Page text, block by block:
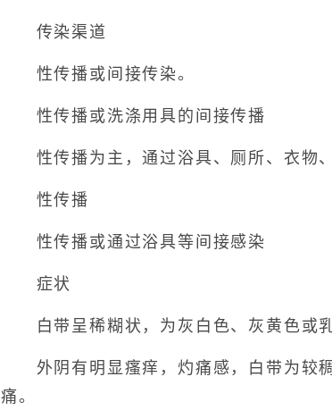
传染渠道
性传播或间接传染。
性传播或洗涤用具的间接传播
性传播为主，通过浴具、厕所、衣物、
性传播
性传播或通过浴具等间接感染
症状
白带呈稀糊状，为灰白色、灰黄色或乳
外阴有明显瘙痒，灼痛感，白带为较稠
痛。